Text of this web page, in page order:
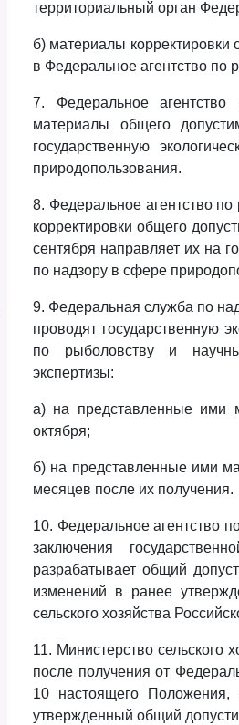
территориальный орган
б) материалы
в Федеральное агентство по
7. Федеральное
материалы общего
государственную
природопользования.
8. Федеральное агентство
корректировки общего
сентября направляет их на
по надзору в сфере
9. Федеральная служба по
проводят государственную
по рыболовству и
экспертизы:
а) на представленные ими
октября;
б) на представленные ими
месяцев после их получения.
10. Федеральное агентство
заключения
разрабатывает общий
изменений в ранее
сельского хозяйства
11. Министерство
после получения от
10 настоящего
утвержденный общий